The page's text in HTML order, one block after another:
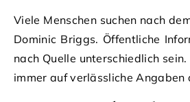
Viele Menschen suchen nach
Dominic Briggs. Öffentliche
nach Quelle unterschiedlich
immer auf verlässliche Angaben